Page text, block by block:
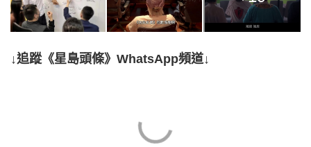
↓追蹤《星島頭條》WhatsApp頻道↓